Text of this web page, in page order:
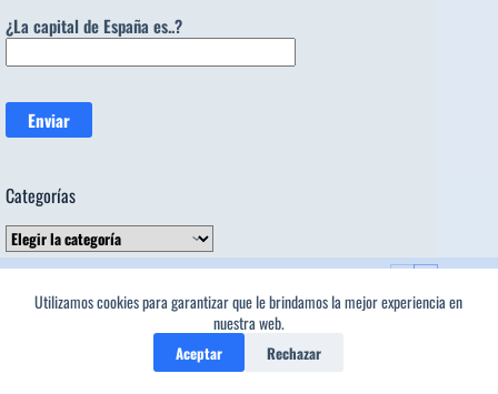
Utilizamos cookies para garantizar que le brindamos la mejor experiencia en
nuestra web.
Aceptar Rechazar
¿La capital de España es..?
Categorías
Categorías
Tendencia ahora
»ANTONIO MACHADO